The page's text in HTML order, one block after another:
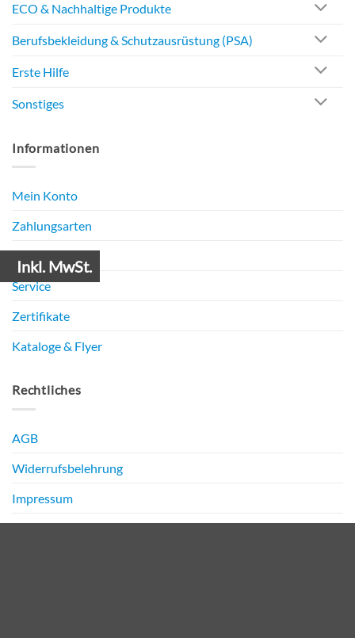
Inkl. MwSt.
ECO & Nachhaltige Produkte
Berufsbekleidung & Schutzausrüstung (PSA)
Erste Hilfe
Sonstiges
Informationen
Mein Konto
Zahlungsarten
Versandarten
Service
Zertifikate
Kataloge & Flyer
Rechtliches
AGB
Widerrufsbelehrung
Impressum
Datenschutz